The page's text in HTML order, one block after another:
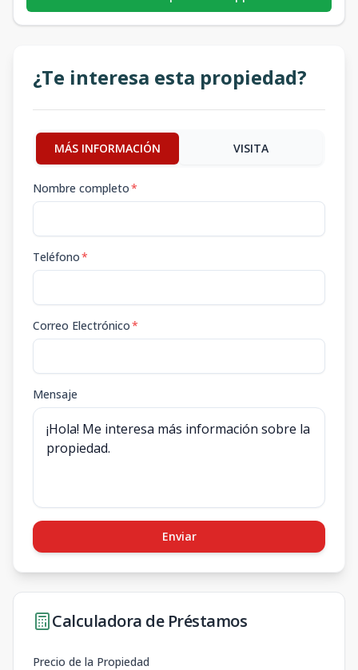
¿Te interesa esta propiedad?
MÁS INFORMACIÓN VISITA
Nombre completo*
Teléfono*
Correo Electrónico*
Mensaje
Enviar
Calculadora de Préstamos
Precio de la Propiedad